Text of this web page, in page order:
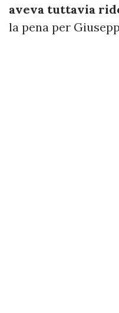
aveva tuttavia
la pena per